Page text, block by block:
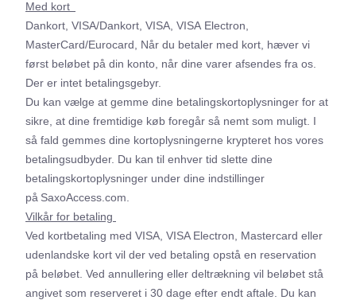
Med kort
Dankort, VISA/Dankort, VISA, VISA Electron,
MasterCard/Eurocard, Når du betaler med kort, hæver vi
først beløbet på din konto, når dine varer afsendes fra os.
Der er intet betalingsgebyr.
Du kan vælge at gemme dine betalingskortoplysninger for at
sikre, at dine fremtidige køb foregår så nemt som muligt. I
så fald gemmes dine kortoplysningerne krypteret hos vores
betalingsudbyder. Du kan til enhver tid slette dine
betalingskortoplysninger under dine indstillinger
på SaxoAccess.com.
Vilkår for betaling
Ved kortbetaling med VISA, VISA Electron, Mastercard eller
udenlandske kort vil der ved betaling opstå en reservation
på beløbet. Ved annullering eller deltrækning vil beløbet stå
angivet som reserveret i 30 dage efter endt aftale. Du kan